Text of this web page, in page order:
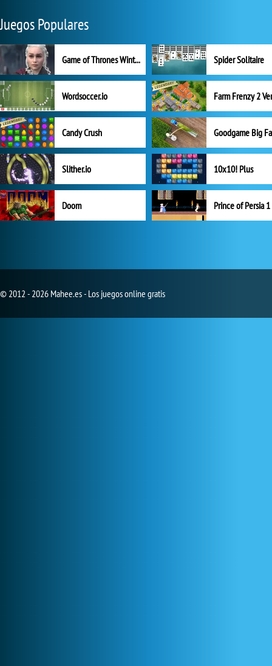
Juegos Populares
Game of Thrones Winter is Coming Spider Solitaire
Wordsoccer.io
Candy Crush Goodgame Big
Slither.io 10x10! Plus
Doom Prince of Persia 1
© 2012 - 2026 Mahee.es - Los juegos online gratis